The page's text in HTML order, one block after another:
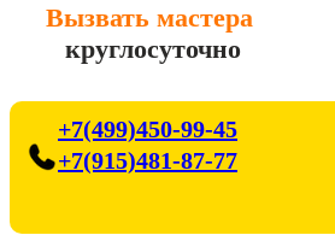
Вызвать мастера
круглосуточно
+7(499)450-99-45
+7(915)481-87-77